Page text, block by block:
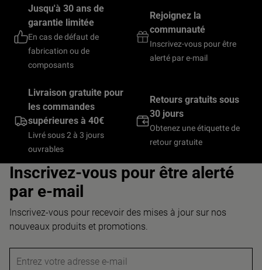
Jusqu'à 30 ans de
garantie limitée
En cas de défaut de
fabrication ou de
composants
Rejoignez la
communauté
Inscrivez-vous pour être
alerté par e-mail
Livraison gratuite pour
les commandes
supérieures à 40€
Livré sous 2 à 3 jours
ouvrables
Retours gratuits sous
30 jours
Obtenez une étiquette de
retour gratuite
Inscrivez-vous pour être alerté
par e-mail
Inscrivez-vous pour recevoir des mises à jour sur nos
nouveaux produits et promotions.
Entrez votre adresse e-mail